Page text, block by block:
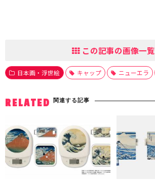
この記事の画像一覧
日本画・浮世絵 キャップ ニューエラ
RELATED 関連する記事